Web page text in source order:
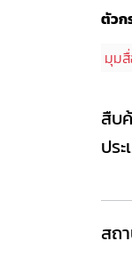
ตัวก
มุม
สืบ
ปร
สถ